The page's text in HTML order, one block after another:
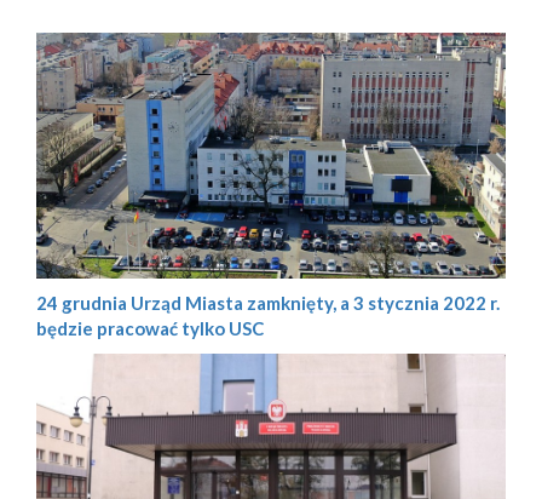
24 grudnia Urząd Miasta zamknięty, a 3 stycznia 2022 r.
będzie pracować tylko USC